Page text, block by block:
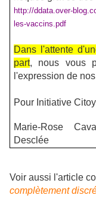
http://ddata.over-
les-vaccins.pdf
Dans l'attente
part, nous vous
l'expression de
Pour Initiative
Marie-Rose
Desclée
Voir aussi l'article
complètement